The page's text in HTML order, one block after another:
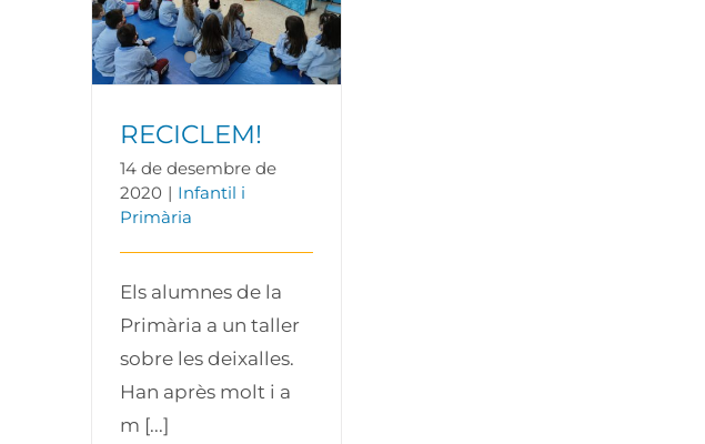
RECICLEM!
RECICLEM!
14 de desembre de
2020 | Infantil i
Primària
Els alumnes de la
Primària a un taller
sobre les deixalles.
Han après molt i a
m [...]